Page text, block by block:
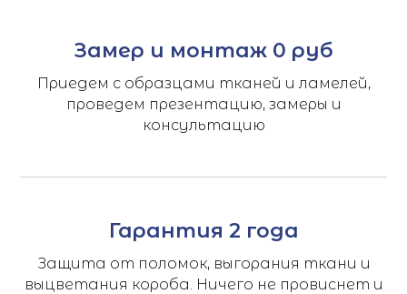
Замер и монтаж 0 руб
Приедем с образцами тканей и ламелей,
проведем презентацию, замеры и
консультацию
Гарантия 2 года
Защита от поломок, выгорания ткани и
выцветания короба. Ничего не провиснет и